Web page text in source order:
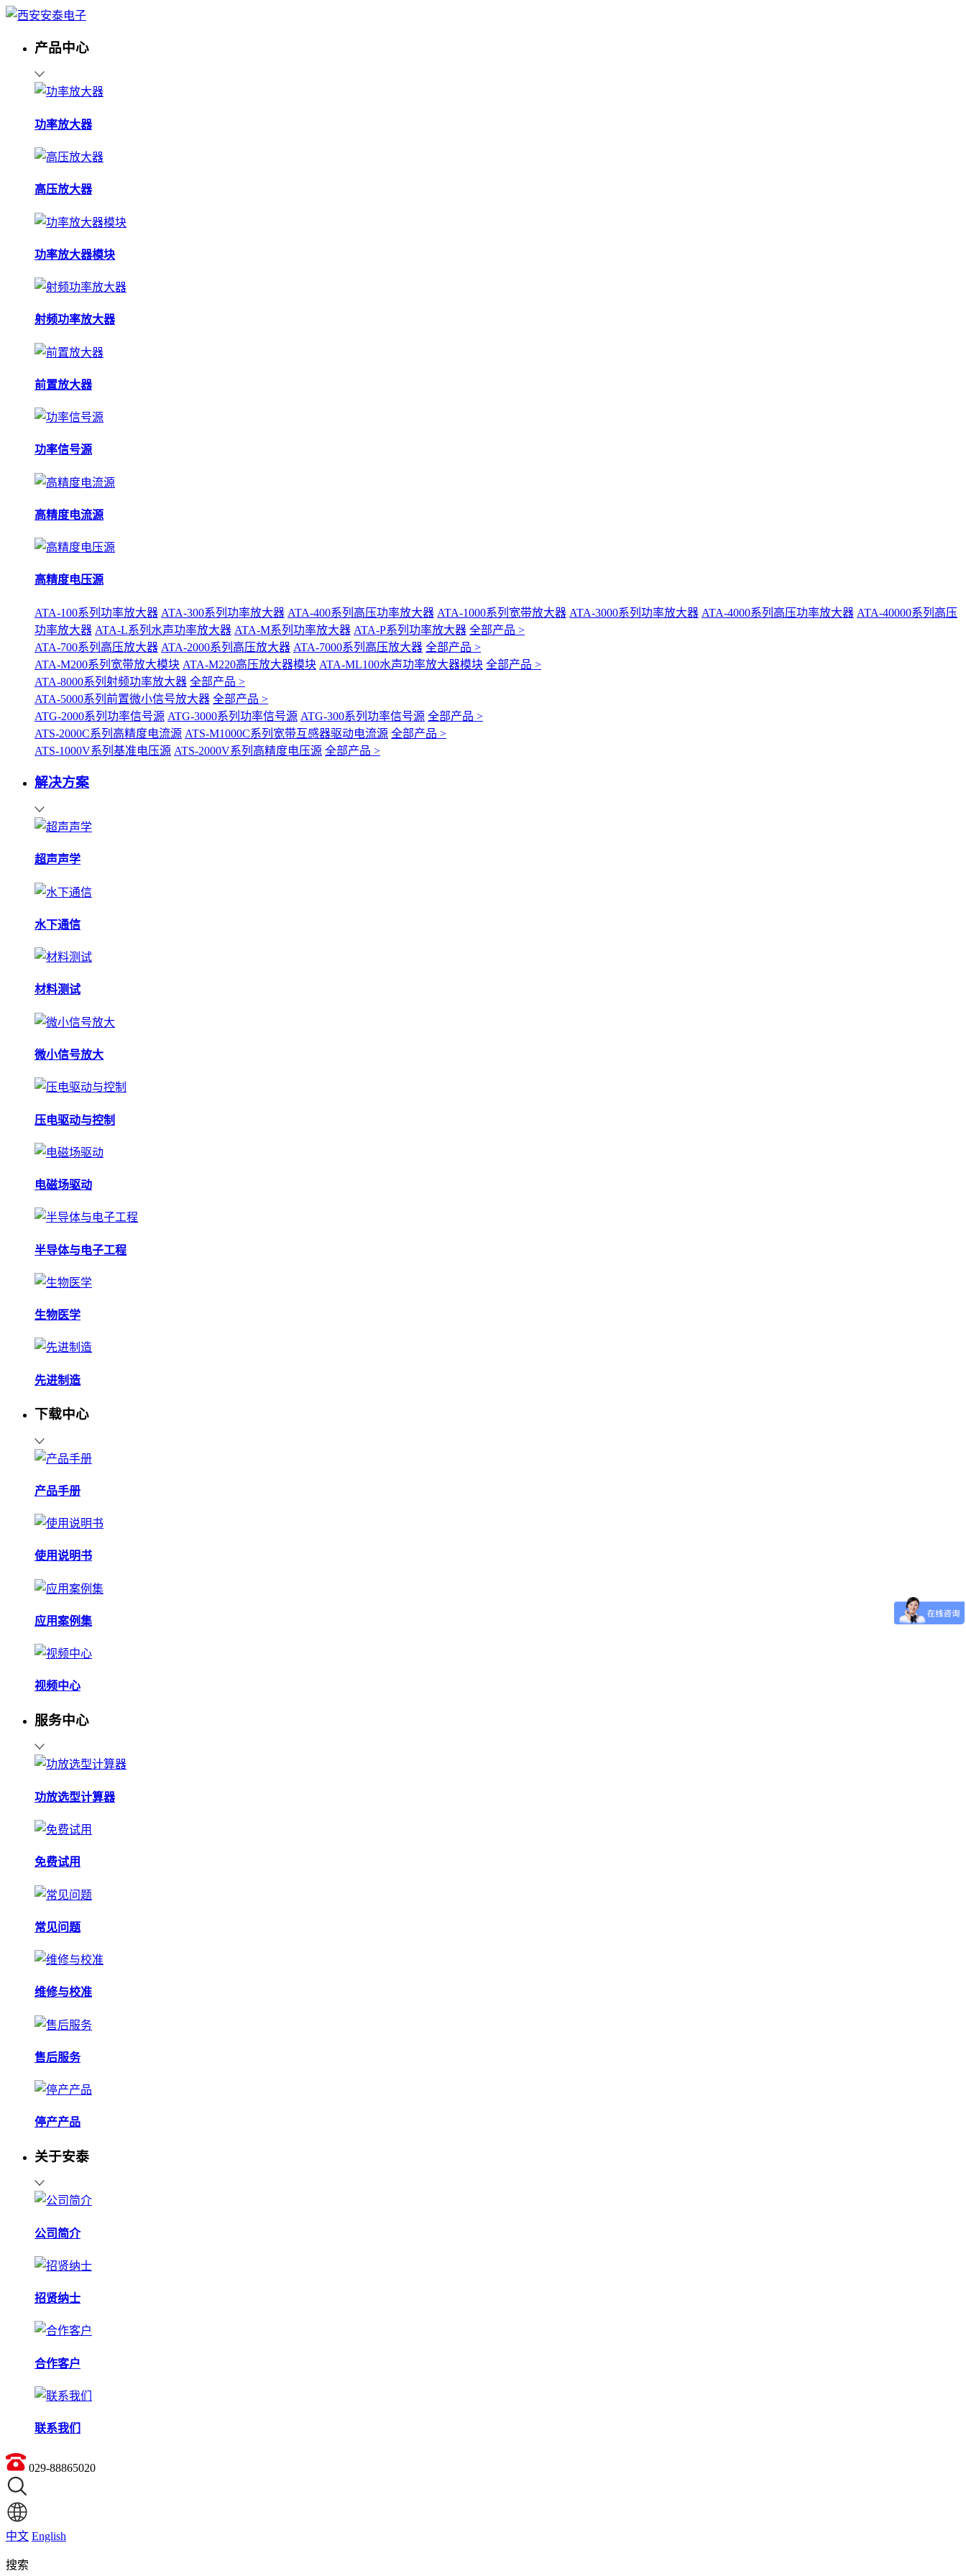
产品中心
功率放大器
高压放大器
功率放大器模块
射频功率放大器
前置放大器
功率信号源
高精度电流源
高精度电压源
ATA-100系列功率放大器 ATA-300系列功率放大器 ATA-400系列高压功率放大器 ATA-1000系列宽带放大器 ATA-3000系列功率放大器 ATA-4000系列高压功率放大器 ATA-40000系列高压
功率放大器 ATA-L系列水声功率放大器 ATA-M系列功率放大器 ATA-P系列功率放大器 全部产品 >
ATA-700系列高压放大器 ATA-2000系列高压放大器 ATA-7000系列高压放大器 全部产品 >
ATA-M200系列宽带放大模块 ATA-M220高压放大器模块 ATA-ML100水声功率放大器模块 全部产品 >
ATA-8000系列射频功率放大器 全部产品 >
ATA-5000系列前置微小信号放大器 全部产品 >
ATG-2000系列功率信号源 ATG-3000系列功率信号源 ATG-300系列功率信号源 全部产品 >
ATS-2000C系列高精度电流源 ATS-M1000C系列宽带互感器驱动电流源 全部产品 >
ATS-1000V系列基准电压源 ATS-2000V系列高精度电压源 全部产品 >
解决方案
超声声学
水下通信
材料测试
微小信号放大
压电驱动与控制
电磁场驱动
半导体与电子工程
生物医学
先进制造
下载中心
产品手册
使用说明书
应用案例集
视频中心
服务中心
功放选型计算器
免费试用
常见问题
维修与校准
售后服务
停产产品
关于安泰
公司简介
招贤纳士
合作客户
联系我们
029-88865020
中文 English
搜索